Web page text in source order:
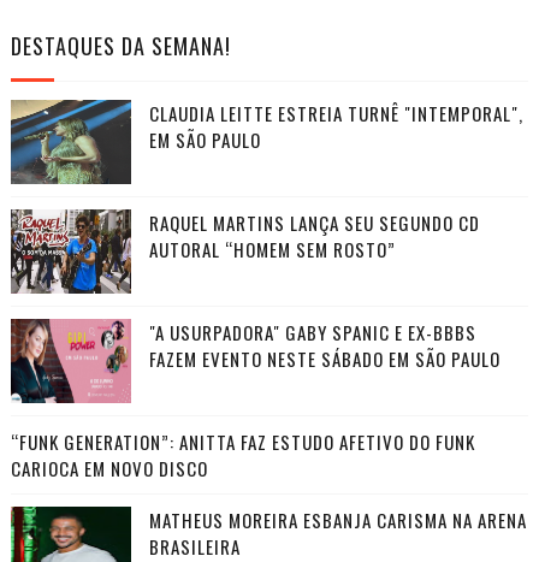
DESTAQUES DA SEMANA!
CLAUDIA LEITTE ESTREIA TURNÊ "INTEMPORAL",
EM SÃO PAULO
RAQUEL MARTINS LANÇA SEU SEGUNDO CD
AUTORAL “HOMEM SEM ROSTO”
"A USURPADORA" GABY SPANIC E EX-BBBS
FAZEM EVENTO NESTE SÁBADO EM SÃO PAULO
“FUNK GENERATION”: ANITTA FAZ ESTUDO AFETIVO DO FUNK
CARIOCA EM NOVO DISCO
MATHEUS MOREIRA ESBANJA CARISMA NA ARENA
BRASILEIRA